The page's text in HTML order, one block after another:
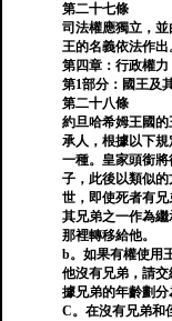
第二十七條
司法權應獨立，
王的名義依法作出
第四章：行政權力
第1部分：國王及
第二十八條
約旦哈希姆王國的
承人，根據以下規
一種。皇家頭銜
子，此後以類似
世，即使死者有
其兄弟之一作為
那裡轉移給他。
b。如果有權使用
他沒有兄弟，請
據兄弟的年齡劃分
C。在沒有兄弟和